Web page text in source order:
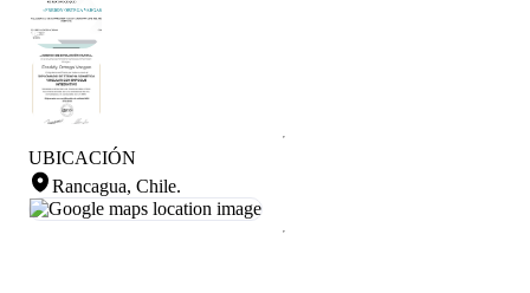
UBICACIÓN
Rancagua, Chile.